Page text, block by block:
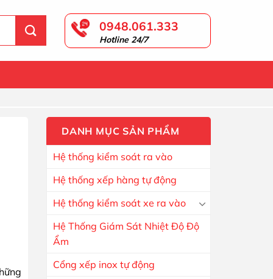
0948.061.333
Hotline 24/7
DANH MỤC SẢN PHẨM
Hệ thống kiểm soát ra vào
Hệ thống xếp hàng tự động
Hệ thống kiểm soát xe ra vào
Hệ Thống Giám Sát Nhiệt Độ Độ
Ẩm
Cổng xếp inox tự động